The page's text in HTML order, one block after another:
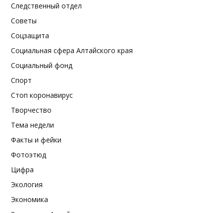
Следственный отдел
Советы
Соцзащита
Социальная сфера Алтайского края
Социальный фонд
Спорт
Стоп коронавирус
Творчество
Тема недели
Факты и фейки
Фотоэтюд
Цифра
Экология
Экономика